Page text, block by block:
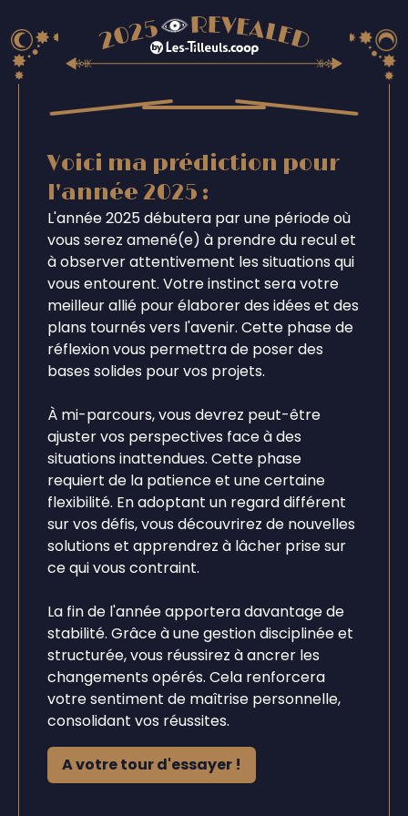
Voici ma prédiction pour
l'année 2025 :
L'année 2025 débutera par une période où
vous serez amené(e) à prendre du recul et
à observer attentivement les situations qui
vous entourent. Votre instinct sera votre
meilleur allié pour élaborer des idées et des
plans tournés vers l'avenir. Cette phase de
réflexion vous permettra de poser des
bases solides pour vos projets.
À mi-parcours, vous devrez peut-être
ajuster vos perspectives face à des
situations inattendues. Cette phase
requiert de la patience et une certaine
flexibilité. En adoptant un regard différent
sur vos défis, vous découvrirez de nouvelles
solutions et apprendrez à lâcher prise sur
ce qui vous contraint.
La fin de l'année apportera davantage de
stabilité. Grâce à une gestion disciplinée et
structurée, vous réussirez à ancrer les
changements opérés. Cela renforcera
votre sentiment de maîtrise personnelle,
consolidant vos réussites.
A votre tour d'essayer !